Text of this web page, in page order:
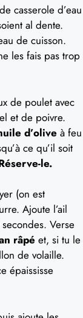
casserole d’eau
al dente.
de cuisson.
les fais pas trop
de poulet avec
et de poivre.
d’olive à feu
ce qu’il soit
le.
(on est
Ajoute l’ail
Verse
râpé et, si tu le
de volaille.
épaississe